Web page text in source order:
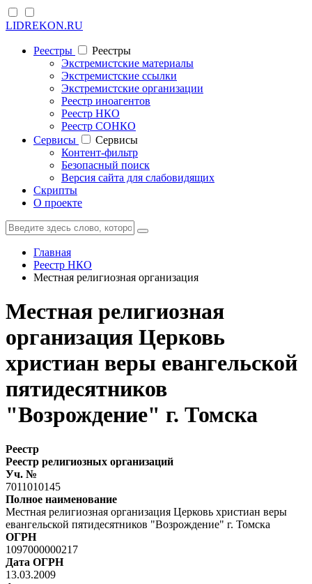
LIDREKON.RU
Реестры
Реестры
Экстремистские материалы
Экстремистские ссылки
Экстремистские организации
Реестр иноагентов
Реестр НКО
Реестр СОНКО
Cервисы
Cервисы
Контент-фильтр
Безопасный поиск
Версия сайта для слабовидящих
Скрипты
О проекте
Главная
Реестр НКО
Местная религиозная организация
Местная религиозная
организация Церковь
христиан веры евангельской
пятидесятников
"Возрождение" г. Томска
Реестр
Реестр религиозных организаций
Уч. №
7011010145
Полное наименование
Местная религиозная организация Церковь христиан веры
евангельской пятидесятников "Возрождение" г. Томска
ОГРН
1097000000217
Дата ОГРН
13.03.2009